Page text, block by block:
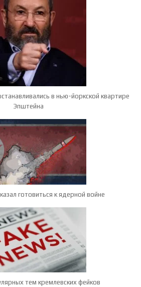
в нью-йоркской квартире
Эпштейна
готовиться к ядерной войне
тем кремлевских фейков